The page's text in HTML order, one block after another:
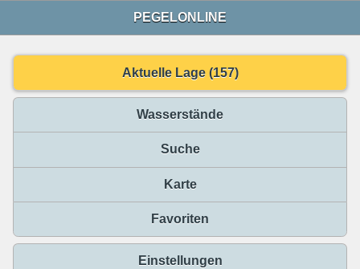
PEGELONLINE
Aktuelle Lage (157)
Wasserstände
Suche
Karte
Favoriten
Einstellungen